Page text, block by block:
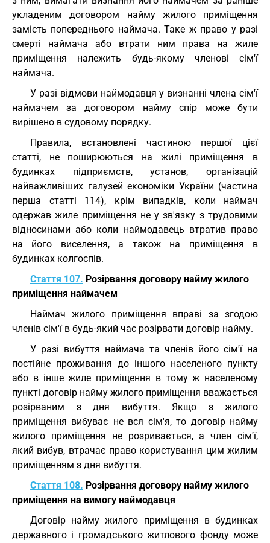
укладеним договором найму жилого приміщення
замість попереднього наймача. Таке ж право у разі
смерті наймача або втрати ним права на жиле
приміщення належить будь-якому членові сім'ї
наймача.
У разі відмови наймодавця у визнанні члена сім'ї
наймачем за договором найму спір може бути
вирішено в судовому порядку.
Правила, встановлені частиною першої цієї
статті, не поширюються на жилі приміщення в
будинках підприємств, установ, організацій
найважливіших галузей економіки України (частина
перша статті 114), крім випадків, коли наймач
одержав жиле приміщення не у зв'язку з трудовими
відносинами або коли наймодавець втратив право
на його виселення, а також на приміщення в
будинках колгоспів.
Стаття 107. Розірвання договору найму жилого
приміщення наймачем
Наймач жилого приміщення вправі за згодою
членів сім'ї в будь-який час розірвати договір найму.
У разі вибуття наймача та членів його сім'ї на
постійне проживання до іншого населеного пункту
або в інше жиле приміщення в тому ж населеному
пункті договір найму жилого приміщення вважається
розірваним з дня вибуття. Якщо з жилого
приміщення вибуває не вся сім'я, то договір найму
жилого приміщення не розривається, а член сім'ї,
який вибув, втрачає право користування цим жилим
приміщенням з дня вибуття.
Стаття 108. Розірвання договору найму жилого
приміщення на вимогу наймодавця
Договір найму жилого приміщення в будинках
державного і громадського житлового фонду може